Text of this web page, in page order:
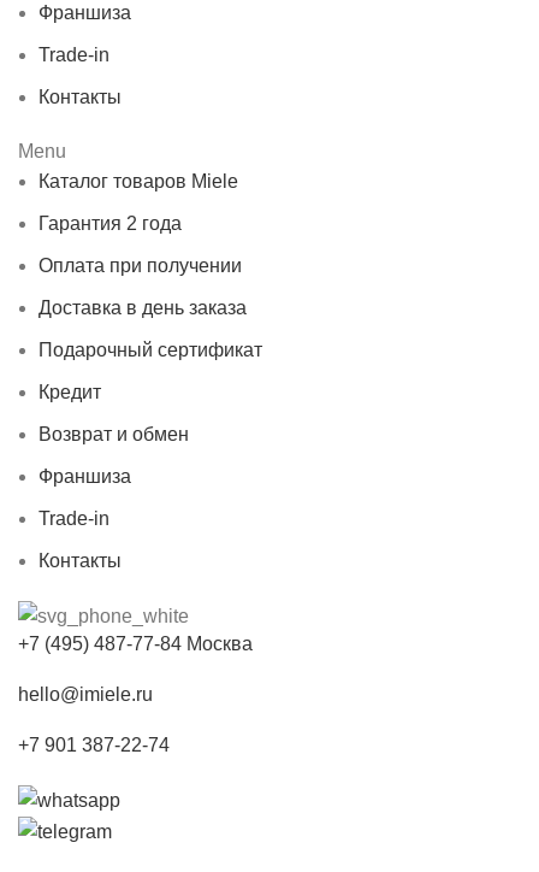
Франшиза
Trade-in
Контакты
Menu
Каталог товаров Miele
Гарантия 2 года
Оплата при получении
Доставка в день заказа
Подарочный сертификат
Кредит
Возврат и обмен
Франшиза
Trade-in
Контакты
+7 (495) 487-77-84 Москва
hello@imiele.ru
+7 901 387-22-74